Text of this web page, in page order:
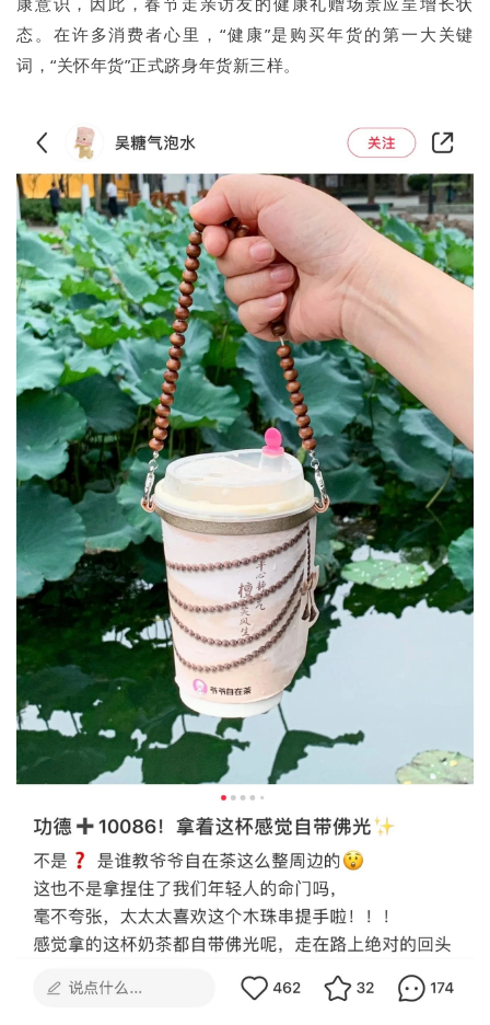
态。在许多消费者心里，“健康”是购买年货的第一大关键
词，“关怀年货”正式跻身年货新三样。